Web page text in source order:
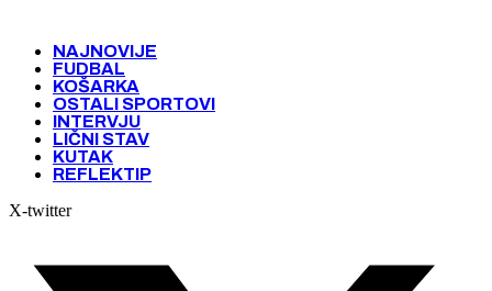
NAJNOVIJE
FUDBAL
KOŠARKA
OSTALI SPORTOVI
INTERVJU
LIČNI STAV
KUTAK
REFLEKTIP
X-twitter